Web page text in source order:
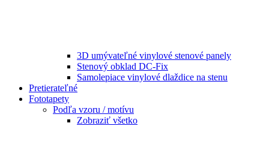
3D umývateľné vinylové stenové panely
Stenový obklad DC-Fix
Samolepiace vinylové dlaždice na stenu
Pretierateľné
Fototapety
Podľa vzoru / motívu
Zobraziť všetko